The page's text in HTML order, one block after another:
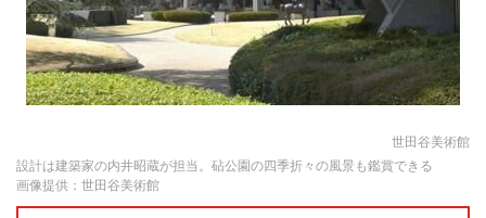
世田谷美術館
設計は建築家の内井昭蔵が担当。砧公園の四季折々の風景も鑑賞できる
画像提供：世田谷美術館